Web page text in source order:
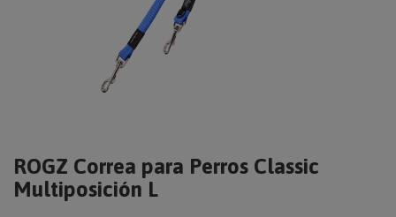
ROGZ Correa para Perros Classic
Multiposición L